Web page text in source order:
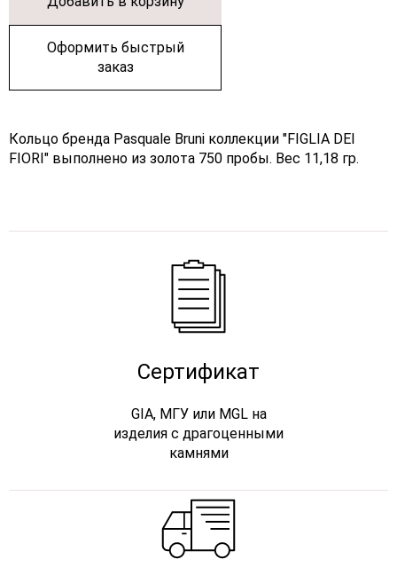
Оформить быстрый
заказ
Кольцо бренда Pasquale Bruni коллекции "FIGLIA DEI
FIORI" выполнено из золота 750 пробы. Вес 11,18 гр.
Сертификат
GIA, МГУ или MGL на
изделия с драгоценными
камнями